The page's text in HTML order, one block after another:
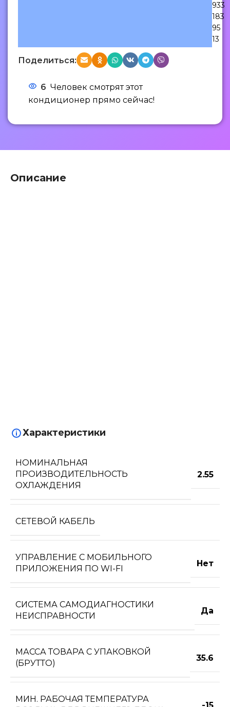
933
183
95
13
Поделиться:
6 Человек смотрят этот
кондиционер прямо сейчас!
Описание
Характеристики
НОМИНАЛЬНАЯ
ПРОИЗВОДИТЕЛЬНОСТЬ
ОХЛАЖДЕНИЯ
2.55
СЕТЕВОЙ КАБЕЛЬ
УПРАВЛЕНИЕ C МОБИЛЬНОГО
ПРИЛОЖЕНИЯ ПО WI-FI
Нет
СИСТЕМА САМОДИАГНОСТИКИ
НЕИСПРАВНОСТИ
Да
МАССА ТОВАРА С УПАКОВКОЙ
(БРУТТО)
35.6
МИН. РАБОЧАЯ ТЕМПЕРАТУРА